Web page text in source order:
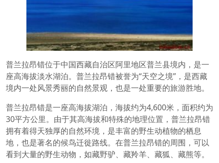
普兰拉昂错位于中国西藏自治区阿里地区普兰县境内，是一
座高海拔淡水湖泊。普兰拉昂错被誉为“天空之境”，是西藏
境内一处风景秀丽的自然景观，也是一处重要的旅游胜地。
普兰拉昂错是一座高海拔湖泊，海拔约为4,600米，面积约为
30平方公里。由于其高海拔和特殊的地理位置，普兰拉昂错
拥有着得天独厚的自然环境，是丰富的野生动植物的栖息
地，也是著名的候鸟迁徙路线。在普兰拉昂错的周围，可以
看到大量的野生动物，如藏野驴、藏羚羊、藏狐、藏熊等。